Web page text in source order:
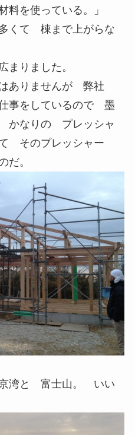
料を使っている。」
くて 棟まで上がらな
りました。
ありませんが 弊社
事をしているので 墨
かなりの プレッシャ
そのプレッシャー
。
湾と 富士山。 いい